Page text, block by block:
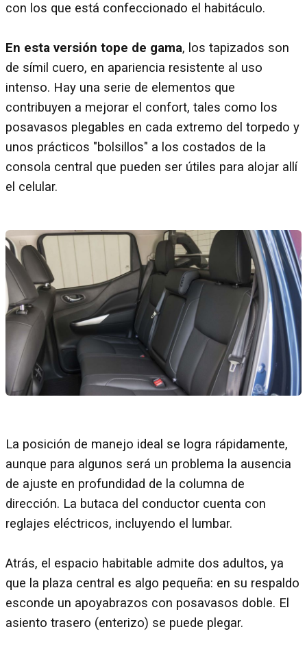
con los que está confeccionado el habitáculo.
En esta versión tope de gama, los tapizados son
de símil cuero, en apariencia resistente al uso
intenso. Hay una serie de elementos que
contribuyen a mejorar el confort, tales como los
posavasos plegables en cada extremo del torpedo y
unos prácticos "bolsillos" a los costados de la
consola central que pueden ser útiles para alojar allí
el celular.
La posición de manejo ideal se logra rápidamente,
aunque para algunos será un problema la ausencia
de ajuste en profundidad de la columna de
dirección. La butaca del conductor cuenta con
reglajes eléctricos, incluyendo el lumbar.
Atrás, el espacio habitable admite dos adultos, ya
que la plaza central es algo pequeña: en su respaldo
esconde un apoyabrazos con posavasos doble. El
asiento trasero (enterizo) se puede plegar.